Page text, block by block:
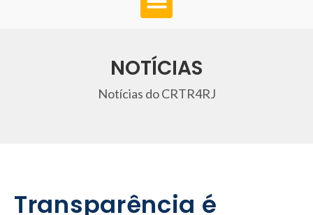
NOTÍCIAS
Notícias do CRTR4RJ
Transparência é